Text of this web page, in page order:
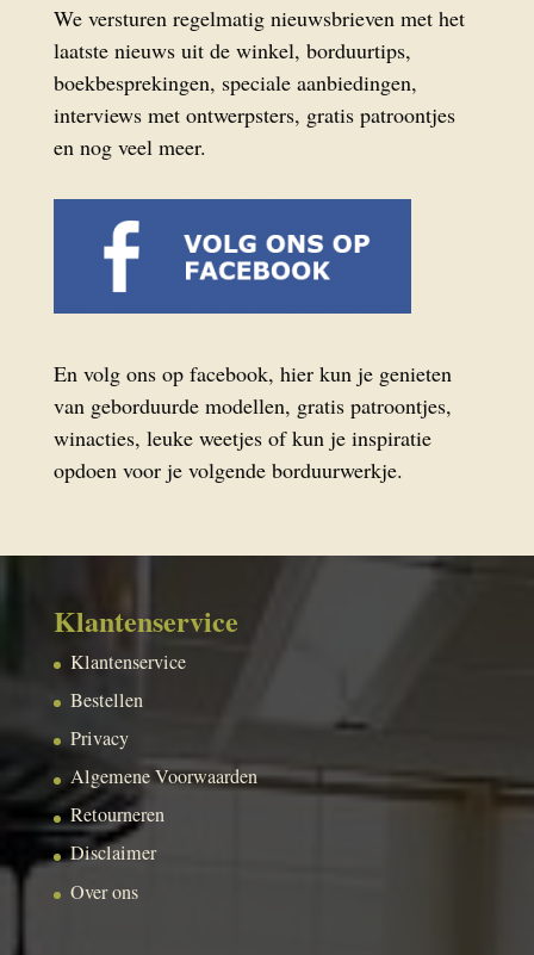
We versturen regelmatig nieuwsbrieven met het
laatste nieuws uit de winkel, borduurtips,
boekbesprekingen, speciale aanbiedingen,
interviews met ontwerpsters, gratis patroontjes
en nog veel meer.
En volg ons op facebook, hier kun je genieten
van geborduurde modellen, gratis patroontjes,
winacties, leuke weetjes of kun je inspiratie
opdoen voor je volgende borduurwerkje.
Klantenservice
Klantenservice
Bestellen
Privacy
Algemene Voorwaarden
Retourneren
Disclaimer
Over ons